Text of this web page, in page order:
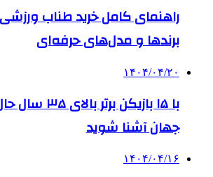
راهنمای کامل خرید طناب
برندها و مدل‌های حرفه‌ای
۱۴۰۴/۰۴/۲۰
با ۱۵ بازیکن
جهان آشنا شوید
۱۴۰۴/۰۴/۱۶